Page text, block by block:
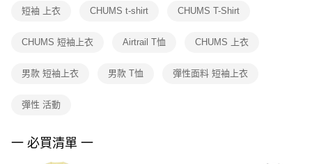
客戶支援中心」
https://netprotections.freshdesk.com/support/home
１．透過由恩沛科技股份有限公司提供之「AFTEE先享後付」服務完成之交
權轉讓予恩沛科技股份有限公司。
３．未成年的使用者請事先徵得法定代理人或監護人之同意方可使用
４．使用「AFTEE先享後付」時，將依據個別帳號之用戶狀況，依本公司即
短袖 上衣 CHUMS t-shirt CHUMS T-Shirt
CHUMS 短袖上衣 Airtrail T恤 CHUMS 上衣
男款 短袖上衣 男款 T恤 彈性面料 短袖上衣
彈性 活動
一 必買清單 一